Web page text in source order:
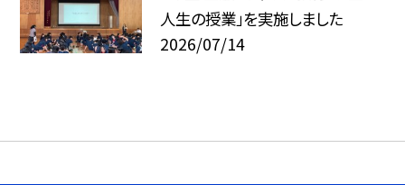
人生の授業」を実施しました
2026/07/14